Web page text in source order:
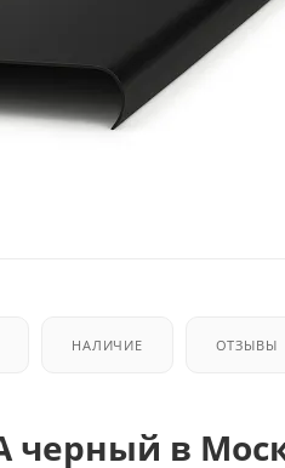
НАЛИЧИЕ ОТЗЫВЫ
черный в